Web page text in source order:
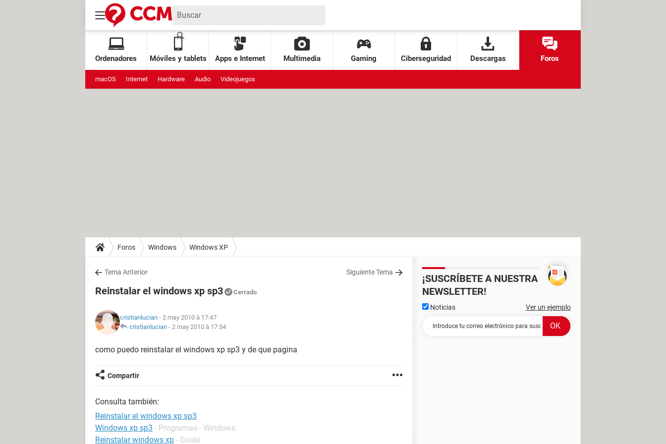
Ordenadores Móviles y tablets Apps e Internet Multimedia Gaming Ciberseguridad Descargas Foros
macOS Internet Hardware Audio Videojuegos
Foros Windows Windows XP
Tema Anterior Siguiente Tema
Reinstalar el windows xp sp3 Cerrado
cristianlucian - 2 may 2010 à 17:47
cristianlucian - 2 may 2010 à 17:54
como puedo reinstalar el windows xp sp3 y de que pagina
Compartir
Consulta también:
Reinstalar el windows xp sp3
Windows xp sp3 - Programas - Windows
Reinstalar windows xp - Guide
¡SUSCRÍBETE A NUESTRA
NEWSLETTER!
Noticias Ver un ejemplo